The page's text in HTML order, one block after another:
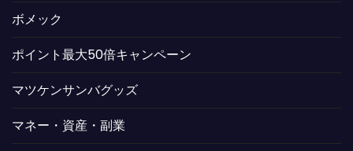
ボメック
ポイント最大50倍キャンペーン
マツケンサンバグッズ
マネー・資産・副業